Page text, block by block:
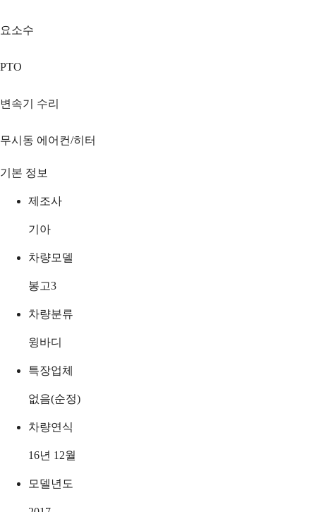
요소수
PTO
변속기 수리
무시동 에어컨/히터
기본 정보
제조사
기아
차량모델
봉고3
차량분류
윙바디
특장업체
없음(순정)
차량연식
16년 12월
모델년도